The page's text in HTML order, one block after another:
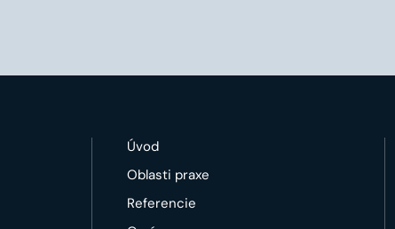
Úvod
Oblasti praxe
Referencie